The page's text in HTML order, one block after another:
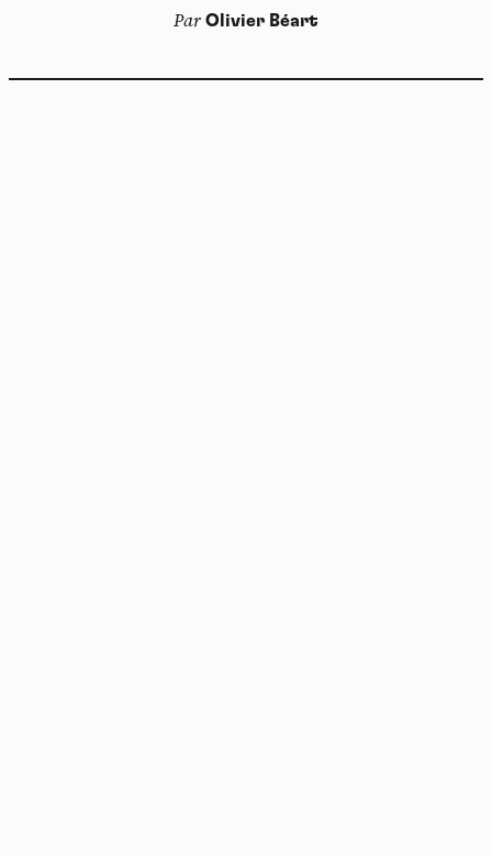
Par Olivier Béart